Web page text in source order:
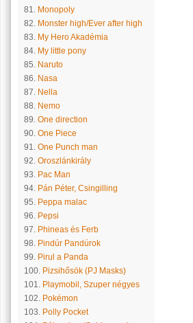
81. Monopoly
82. Monster high/Ever after high
83. My Hero Akadémia
84. My little pony
85. Naruto
86. Nasa
87. Nella
88. Nemo
89. One direction
90. One Piece
91. One Punch man
92. Oroszlánkirály
93. Pac Man
94. Pán Péter, Csingilling
95. Peppa malac
96. Pepsi
97. Phineas és Ferb
98. Pindúr Pandúrok
99. Pirul a Panda
100. Pizsihősök (PJ Masks)
101. Playmobil, Szuper négyes
102. Pokémon
103. Polly Pocket